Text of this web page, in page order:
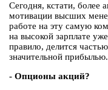
Сегодня, кстати, более
мотивации высших
работе на эту самую
на высокой зарплате
правило, делится
значительной прибылью.
- Опционы акций?